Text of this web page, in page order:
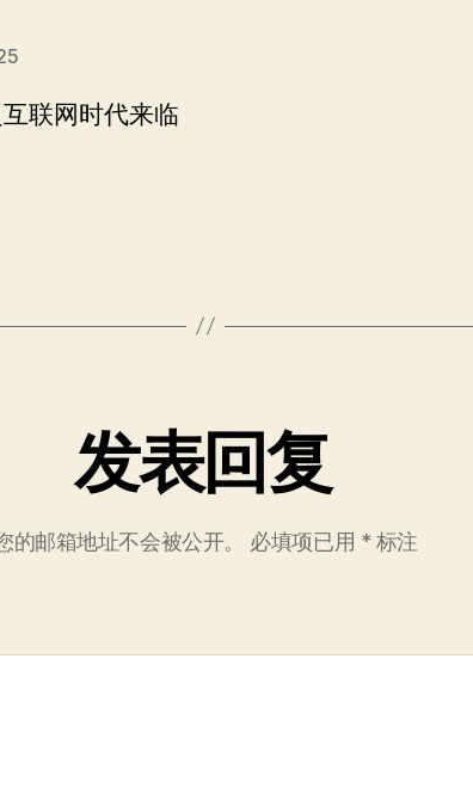
联网时代来临
发表回复
的邮箱地址不会被公开。 必填项已用 * 标注